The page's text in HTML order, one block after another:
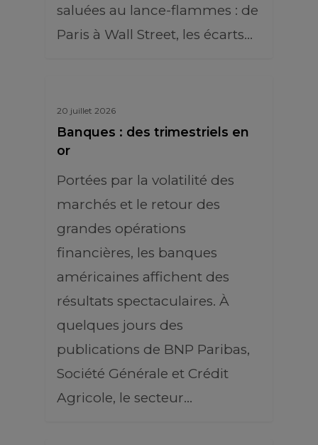
saluées au lance-flammes : de
Paris à Wall Street, les écarts…
20 juillet 2026
Banques : des trimestriels en
or
Portées par la volatilité des
marchés et le retour des
grandes opérations
financières, les banques
américaines affichent des
résultats spectaculaires. À
quelques jours des
publications de BNP Paribas,
Société Générale et Crédit
Agricole, le secteur…